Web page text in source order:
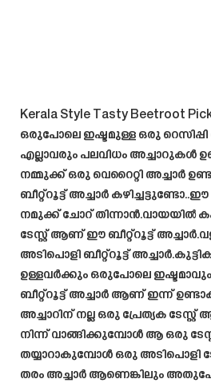
Kerala Style Tasty Beetroot
ഒരുപോലെ ഇഷ്ടമുള്ള ഒരു
എല്ലാവരും പലവിധം അച്ചാറുകൾ
നമ്മുക്ക് ഒരു വെറൈറ്റി അച്ചാർ
ബീറ്റ്റൂട്ട് അച്ചാർ
നമുക്ക് ചോറ് തിന്നാൻ.വായയിൽ
ടേസ്റ്റ് ആണ് ഈ ബീറ്റ്റൂട്ട്
അടിപൊളി ബീറ്റ്റൂട്ട്
ഉള്ളവർക്കും ഒരുപോലെ
ബീറ്റ്റൂട്ട് അച്ചാർ ആണ് ഇന്ന്
അച്ചാറിന് നല്ല ഒരു പ്രേത്യക
നിന്ന് വാങ്ങിക്കുമ്പോൾ ആ ഒരു ടേസ്റ്റ്
തയ്യാറാകുമ്പോൾ ഒരു അടിപൊളി
തരം അച്ചാർ ആണെങ്കിലും